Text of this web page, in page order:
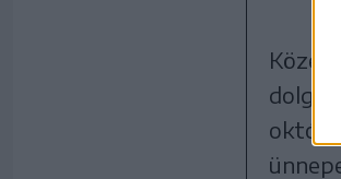
Közel